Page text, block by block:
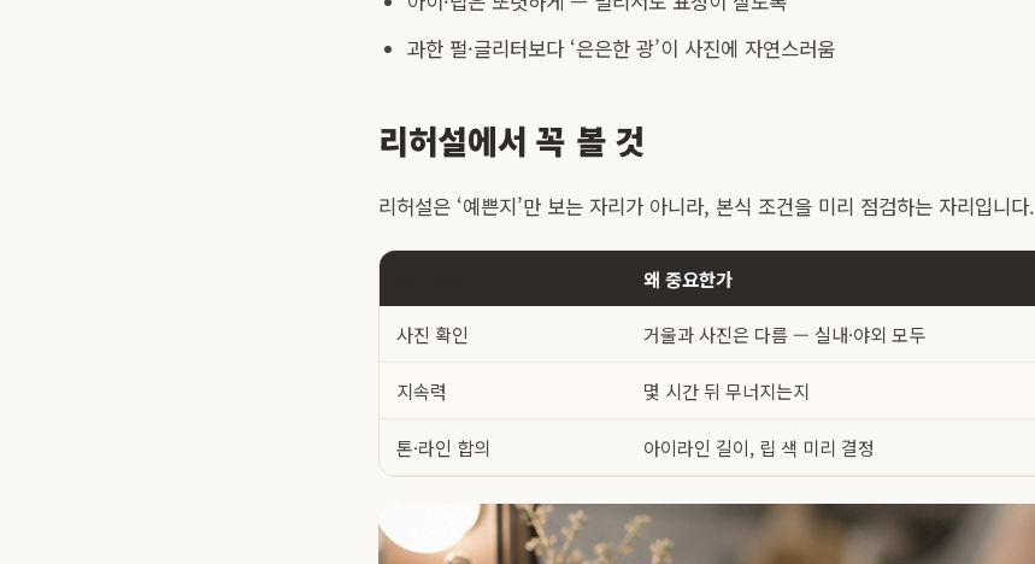
과한 펄·글리터보다 ‘은은한 광’이 사진에 자연스러움
리허설에서 꼭 볼 것
리허설은 ‘예쁜지’만 보는 자리가 아니라, 본식 조건을 미리 점검하는 자리입니다.
왜 중요한가
사진 확인 거울과 사진은 다름 — 실내·야외 모두
지속력 몇 시간 뒤 무너지는지
톤·라인 합의 아이라인 길이, 립 색 미리 결정